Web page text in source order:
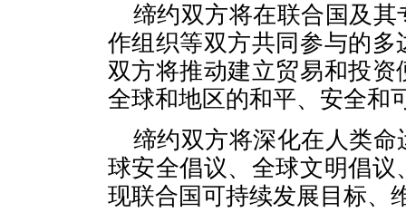
缔约双方将在联合国及
作组织等双方共同参与的
双方将推动建立贸易和投
全球和地区的和平、安全和
缔约双方将深化在人类
球安全倡议、全球文明倡
现联合国可持续发展目标、